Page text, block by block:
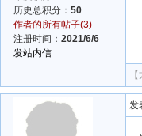
历史总积分： 50
作者的所有帖子(3)
注册时间： 2021/6/6
发站内信
发